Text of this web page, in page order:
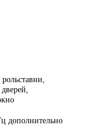
дополнительно